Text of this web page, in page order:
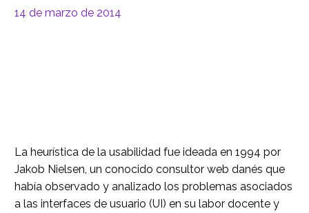
14 de marzo de 2014
La heurística de la usabilidad fue ideada en 1994 por
Jakob Nielsen, un conocido consultor web danés que
había observado y analizado los problemas asociados
a las interfaces de usuario (UI) en su labor docente y